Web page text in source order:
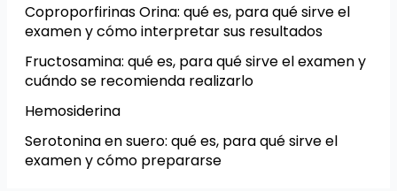
Coproporfirinas Orina: qué es, para qué sirve el
examen y cómo interpretar sus resultados
Fructosamina: qué es, para qué sirve el examen y
cuándo se recomienda realizarlo
Hemosiderina
Serotonina en suero: qué es, para qué sirve el
examen y cómo prepararse